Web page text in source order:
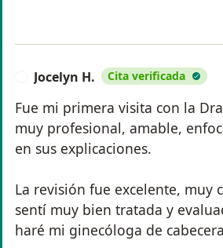
Jocelyn H. Cita verificada
Fue mi primera visita con la
muy profesional, amable,
en sus explicaciones.
La revisión fue excelente, muy
sentí muy bien tratada y
haré mi ginecóloga de